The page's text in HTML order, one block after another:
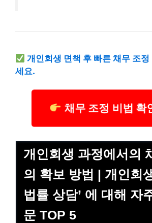
개인회생 면책 후 빠른 채무 조
세요.
채무 조정 비법 확
개인회생 과정에서의
의 확보 방법 | 개인회
법률 상담’ 에 대해 자
문 TOP 5